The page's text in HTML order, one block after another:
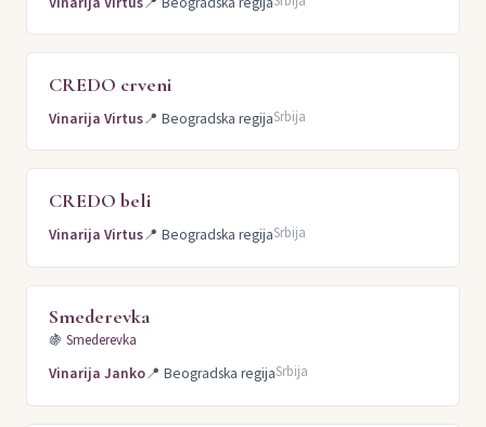
CREDO crveni
Vinarija Virtus📍 Beogradska regijaSrbija
CREDO beli
Vinarija Virtus📍 Beogradska regijaSrbija
Smederevka
🍇 Smederevka
Vinarija Janko📍 Beogradska regijaSrbija